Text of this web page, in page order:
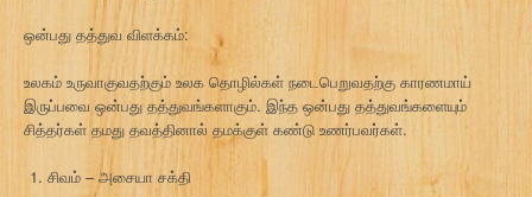
ஒன்பது தத்துவ விளக்கம்:
உலகம் உருவாகுவதற்கும் உலக தொழில்கள் நடைபெறுவதற்கு காரணமாய்
இருப்பவை ஒன்பது தத்துவங்களாகும். இந்த ஒன்பது தத்துவங்களையும்
சித்தர்கள் தமது தவத்தினால் தமக்குள் கண்டு உணர்பவர்கள்.
சிவம் – அசையா சக்தி